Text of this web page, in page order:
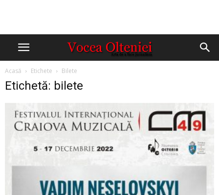
Acasă Etichete Bilete
Etichetă: bilete